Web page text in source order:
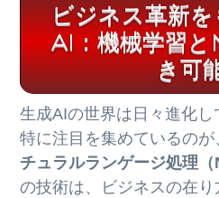
ビジネス革新
AI：機械学習
き可
生成AIの世界は日々進化
特に注目を集めているのが
チュラルランゲージ処理（
の技術は、ビジネスの在